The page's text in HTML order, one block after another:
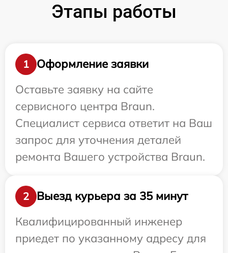
Этапы работы
1
Оформление заявки
Оставьте заявку на сайте
сервисного центра Braun.
Специалист сервиса ответит на Ваш
запрос для уточнения деталей
ремонта Вашего устройства Braun.
2
Выезд курьера за 35 минут
Квалифицированный инженер
приедет по указанному адресу для